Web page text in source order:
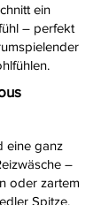
ein
– perfekt
eine ganz
–
oder zartem
Spitze,